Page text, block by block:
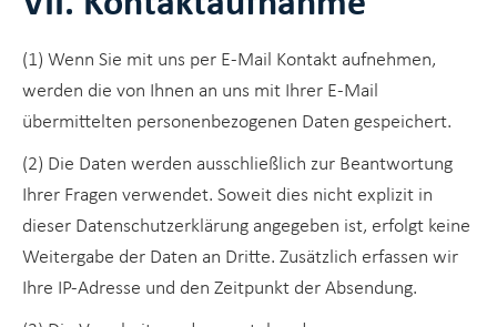
(1) Wenn Sie mit uns per E-Mail Kontakt aufnehmen,
werden die von Ihnen an uns mit Ihrer E-Mail
übermittelten personenbezogenen Daten gespeichert.
(2) Die Daten werden ausschließlich zur Beantwortung
Ihrer Fragen verwendet. Soweit dies nicht explizit in
dieser Datenschutzerklärung angegeben ist, erfolgt keine
Weitergabe der Daten an Dritte. Zusätzlich erfassen wir
Ihre IP-Adresse und den Zeitpunkt der Absendung.